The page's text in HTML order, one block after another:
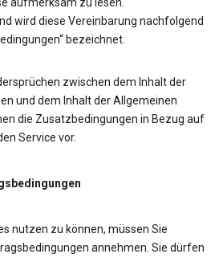
aufmerksam zu lesen.
wird diese Vereinbarung nachfolgend
bezeichnet.
zwischen dem Inhalt der
und dem Inhalt der Allgemeinen
die Zusatzbedingungen in Bezug auf
Service vor.
nutzen zu können, müssen Sie
annehmen. Sie dürfen